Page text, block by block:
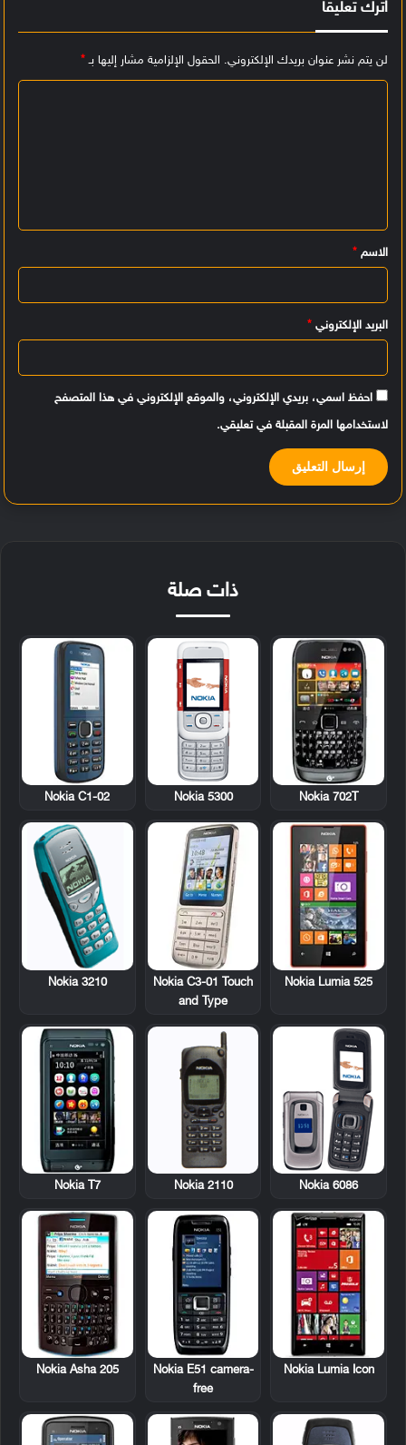
اترك تعليقاً
لن يتم نشر عنوان بريدك الإلكتروني. الحقول الإلزامية مشار إليها بـ*
ي
ق
الاسم *
البريد الإلكتروني *
احفظ اسمي، بريدي الإلكتروني، والموقع الإلكتروني في هذا المتصفح
لاستخدامها المرة المقبلة في تعليقي.
ذات صلة
Nokia 702T
Nokia 5300
Nokia C1-02
Nokia Lumia 525
Nokia C3-01 Touch
and Type
Nokia 3210
Nokia 6086
Nokia 2110
Nokia T7
Nokia Lumia Icon
Nokia E51 camera-
free
Nokia Asha 205